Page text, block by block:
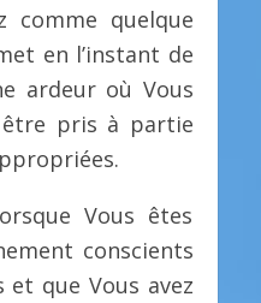
comme quelque
en l’instant de
ardeur où Vous
être pris à partie
Vous êtes
conscients
et que Vous avez